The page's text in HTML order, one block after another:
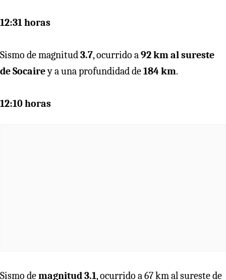
12:31 horas
Sismo de magnitud3.7, ocurrido a92 km al sureste
de Socairey a una profundidad de184 km.
12:10 horas
Sismo demagnitud 3.1, ocurrido a 67 km al sureste de